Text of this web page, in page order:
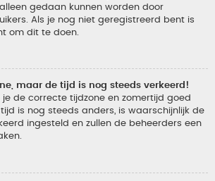
gedaan kunnen worden door
Als je nog niet geregistreerd bent is
om dit te doen.
maar de tijd is nog steeds verkeerd!
de correcte tijdzone en zomertijd goed
is nog steeds anders, is waarschijnlijk de
ingesteld en zullen de beheerders een